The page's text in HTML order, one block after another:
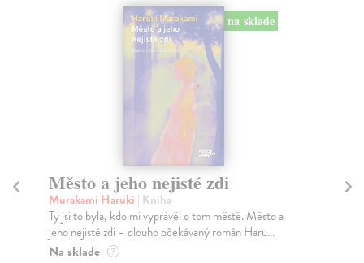
na sklade
Město a jeho nejisté zdi
Murakami Haruki | Kniha
Ty jsi to byla, kdo mi vyprávěl o tom městě. Město a
jeho nejisté zdi – dlouho očekávaný román Haru...
Na sklade ?